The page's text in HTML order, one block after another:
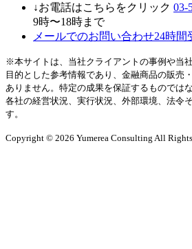
↓お電話はこちらをクリック 03-
9時〜18時まで
メールでのお問い合わせ24時間
※本サイトは、当社クライアントの事例や当
目的とした参考情報であり、金融商品の販売
ありません。特定の成果を保証するものでは
各社の経営状況、実行状況、外部環境、法令
す。
Copyright © 2026 Yumerea Consulting All